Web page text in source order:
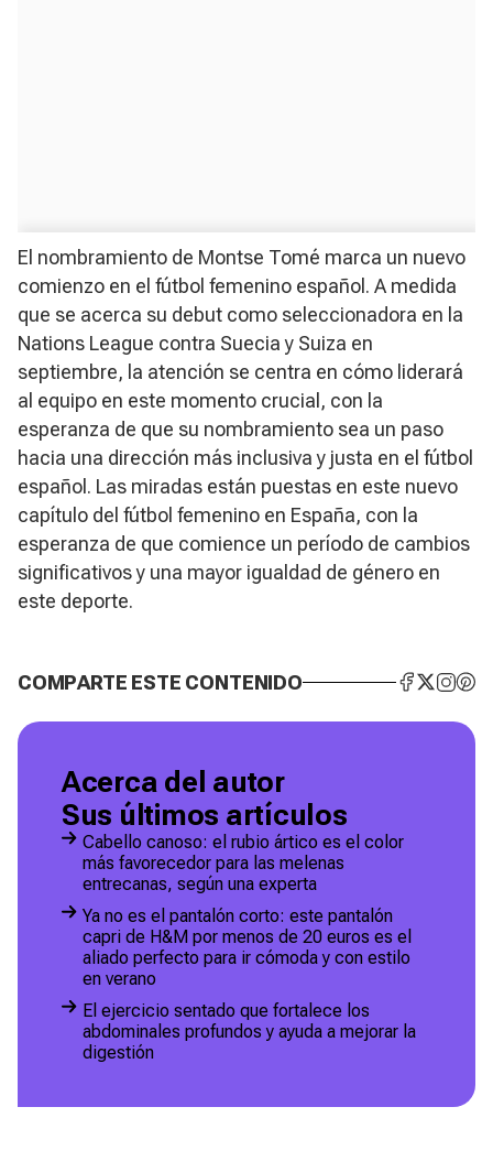
El nombramiento de Montse Tomé marca un nuevo
comienzo en el fútbol femenino español. A medida
que se acerca su debut como seleccionadora en la
Nations League contra Suecia y Suiza en
septiembre, la atención se centra en cómo liderará
al equipo en este momento crucial, con la
esperanza de que su nombramiento sea un paso
hacia una dirección más inclusiva y justa en el fútbol
español. Las miradas están puestas en este nuevo
capítulo del fútbol femenino en España, con la
esperanza de que comience un período de cambios
significativos y una mayor igualdad de género en
este deporte.
COMPARTE ESTE CONTENIDO
Acerca del autor
Sus últimos artículos
Cabello canoso: el rubio ártico es el color
más favorecedor para las melenas
entrecanas, según una experta
Ya no es el pantalón corto: este pantalón
capri de H&M por menos de 20 euros es el
aliado perfecto para ir cómoda y con estilo
en verano
El ejercicio sentado que fortalece los
abdominales profundos y ayuda a mejorar la
digestión